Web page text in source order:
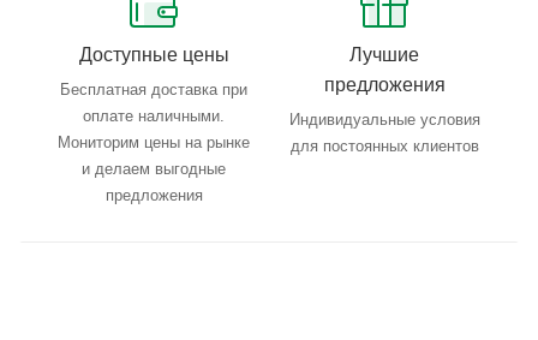
Доступные цены
Бесплатная доставка при
оплате наличными.
Мониторим цены на рынке
и делаем выгодные
предложения
Лучшие
предложения
Индивидуальные условия
для постоянных клиентов